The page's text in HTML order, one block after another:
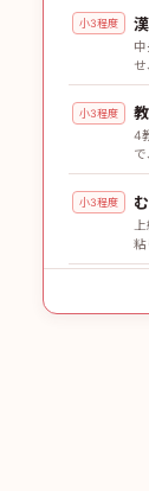
小3程度
小3程度
4
小3程度
粘